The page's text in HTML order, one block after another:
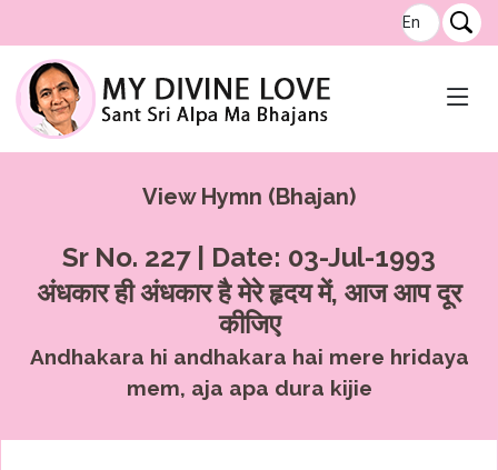
View Hymn (Bhajan)
Sr No. 227 | Date: 03-Jul-1993
अंधकार ही अंधकार है मेरे हृदय में, आज आप दूर
कीजिए
Andhakara hi andhakara hai mere hridaya
mem, aja apa dura kijie